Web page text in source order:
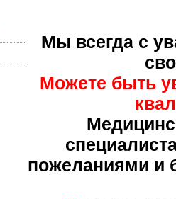
Мы всегда с
Можете быть
пожеланиями и